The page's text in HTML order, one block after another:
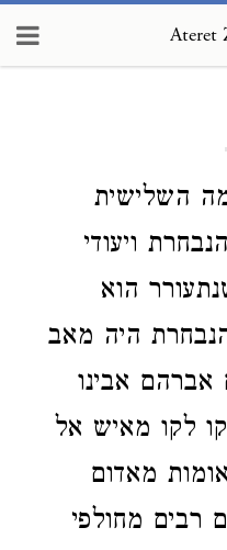
Ateret
השלישית
ויעודי
הוא
היה מאב
אבינו
לקו מאיש אל
מאדום
רבים מחולפי